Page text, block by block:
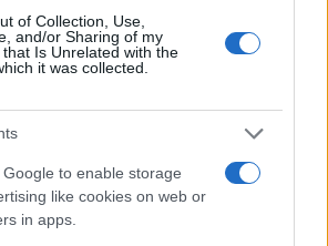
of Collection, Use,
and/or Sharing of my
Is Unrelated with the
it was collected.
to enable storage
like cookies on web or
in apps.